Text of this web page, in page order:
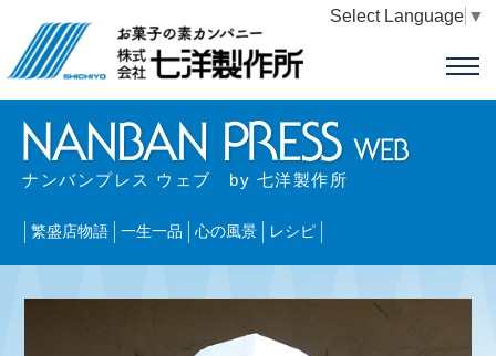
Select Language ▼
ナンバンプレス ウェブ by 七洋製作所
繁盛店物語 一生一品 心の風景 レシピ